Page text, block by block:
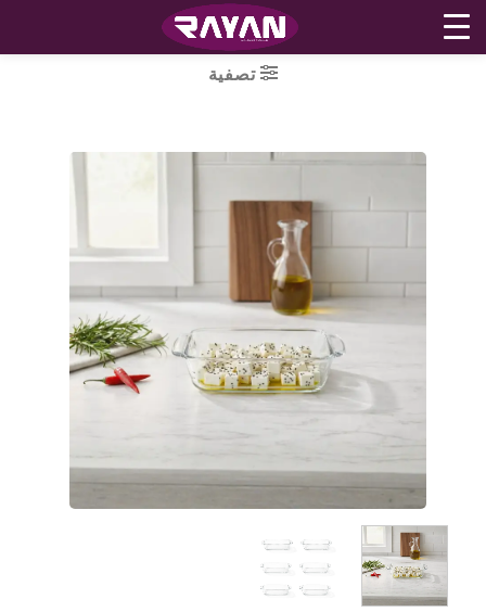
تصفية